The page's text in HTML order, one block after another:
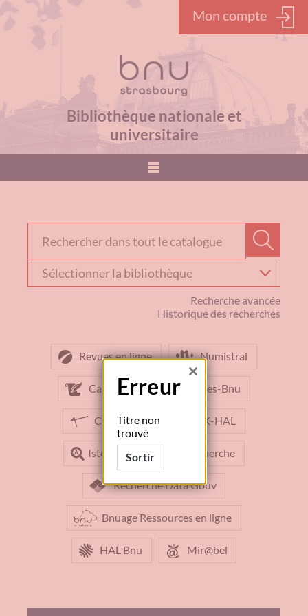
Mon compte
Bibliothèque nationale et
universitaire
???
Recherche avancée
Historique des recherches
votre
bibliothèque
Revues en ligne Numistral
Calames Calames-Bnu
Collex UnivOAK-HAL
Istex Lieu de recherche
Recherche Data Gouv
Bnuage Ressources en ligne
HAL Bnu Mir@bel
Erreur
Titre non
trouvé
Sortir
Fermer